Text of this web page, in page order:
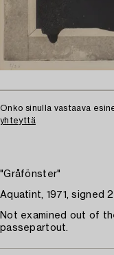
Onko sinulla vastaava
yhteyttä
"Gråfönster"
Aquatint, 1971, signed
Not examined out of
passepartout.